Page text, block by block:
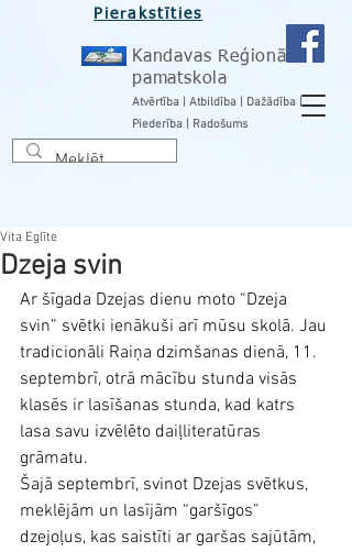
Pierakstīties
Kandavas Reģionālā
pamatskola
Atvērtība | Atbildība | Dažādība |
Piederība | Radošums
Dzeja svin
Vita Eglīte
Ar šīgada Dzejas dienu moto “Dzeja
svin” svētki ienākuši arī mūsu skolā. Jau
tradicionāli Raiņa dzimšanas dienā, 11.
septembrī, otrā mācību stunda visās
klasēs ir lasīšanas stunda, kad katrs
lasa savu izvēlēto daiļliteratūras
grāmatu.
Šajā septembrī, svinot Dzejas svētkus,
meklējām un lasījām “garšīgos”
dzejoļus, kas saistīti ar garšas sajūtām,